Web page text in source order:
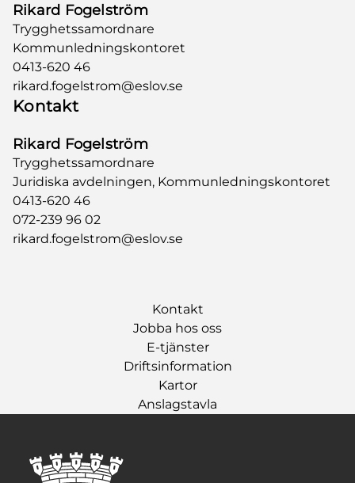
Rikard Fogelström
Trygghetssamordnare
Kommunledningskontoret
0413-620 46
rikard.fogelstrom@eslov.se
Kontakt
Rikard Fogelström
Trygghetssamordnare
Juridiska avdelningen, Kommunledningskontoret
0413-620 46
072-239 96 02
rikard.fogelstrom@eslov.se
Kontakt
Jobba hos oss
E-tjänster
Driftsinformation
Kartor
Anslagstavla